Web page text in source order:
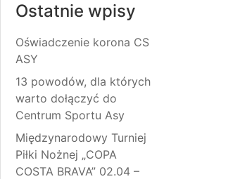
Ostatnie wpisy
Oświadczenie korona CS
ASY
13 powodów, dla których
warto dołączyć do
Centrum Sportu Asy
Międzynarodowy Turniej
Piłki Nożnej „COPA
COSTA BRAVA” 02.04 –